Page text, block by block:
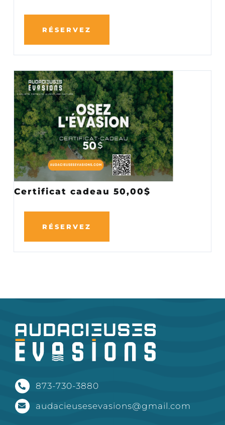
RÉSERVEZ
Certificat cadeau 50,00$
RÉSERVEZ
873-730-3880
audacieusesevasions@gmail.com